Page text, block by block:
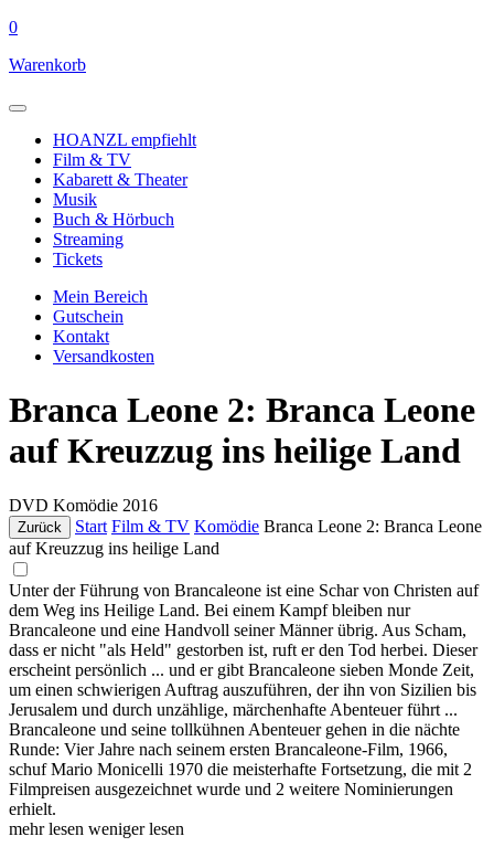
0
Warenkorb
HOANZL empfiehlt
Film & TV
Kabarett & Theater
Musik
Buch & Hörbuch
Streaming
Tickets
Mein Bereich
Gutschein
Kontakt
Versandkosten
Branca Leone 2: Branca Leone
auf Kreuzzug ins heilige Land
DVD Komödie 2016
Zurück Start Film & TV Komödie Branca Leone 2: Branca Leone
auf Kreuzzug ins heilige Land
Unter der Führung von Brancaleone ist eine Schar von Christen auf
dem Weg ins Heilige Land. Bei einem Kampf bleiben nur
Brancaleone und eine Handvoll seiner Männer übrig. Aus Scham,
dass er nicht "als Held" gestorben ist, ruft er den Tod herbei. Dieser
erscheint persönlich ... und er gibt Brancaleone sieben Monde Zeit,
um einen schwierigen Auftrag auszuführen, der ihn von Sizilien bis
Jerusalem und durch unzählige, märchenhafte Abenteuer führt ...
Brancaleone und seine tollkühnen Abenteuer gehen in die nächte
Runde: Vier Jahre nach seinem ersten Brancaleone-Film, 1966,
schuf Mario Monicelli 1970 die meisterhafte Fortsetzung, die mit 2
Filmpreisen ausgezeichnet wurde und 2 weitere Nominierungen
erhielt.
mehr lesen weniger lesen